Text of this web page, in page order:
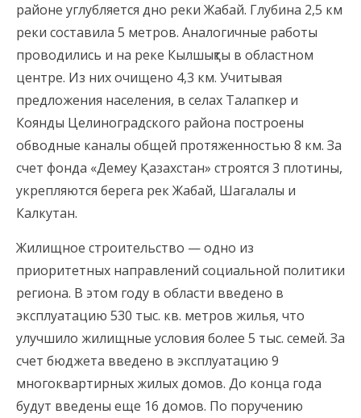
районе углубляется дно реки Жабай. Глубина 2,5 км
реки составила 5 метров. Аналогичные работы
проводились и на реке Кылшықты в областном
центре. Из них очищено 4,3 км. Учитывая
предложения населения, в селах Талапкер и
Коянды Целиноградского района построены
обводные каналы общей протяженностью 8 км. За
счет фонда «Демеу Қазахстан» строятся 3 плотины,
укрепляются берега рек Жабай, Шагалалы и
Калкутан.
Жилищное строительство — одно из
приоритетных направлений социальной политики
региона. В этом году в области введено в
эксплуатацию 530 тыс. кв. метров жилья, что
улучшило жилищные условия более 5 тыс. семей. За
счет бюджета введено в эксплуатацию 9
многоквартирных жилых домов. До конца года
будут введены еще 16 домов. По поручению